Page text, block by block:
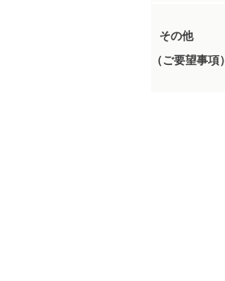
その他
（ご要望事項）